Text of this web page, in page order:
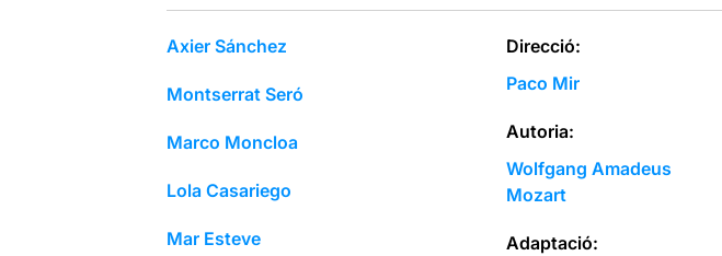
Axier Sánchez
Montserrat Seró
Marco Moncloa
Lola Casariego
Mar Esteve
Direcció:
Paco Mir
Autoria:
Wolfgang Amadeus
Mozart
Adaptació: